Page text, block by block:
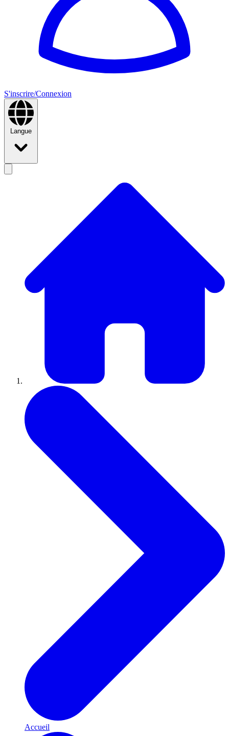
S'inscrire/Connexion
Langue
Accueil